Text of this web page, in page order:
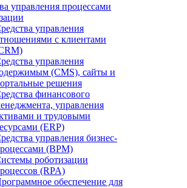
управления процессами
управления
с клиентами
управления
(CMS), сайты и
решения
финансового
управления
и трудовыми
(ERP)
управления бизнес-
(BPM)
роботизации
(RPA)
обеспечение для